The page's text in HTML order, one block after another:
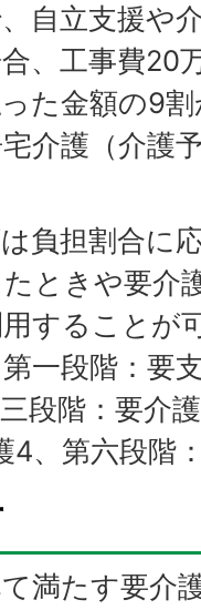
自立支援や
、工事費20
た金額の9
介護（介護
負担割合に
ときや要介
することが
一段階：要
段階：要介
4、第六段階
満たす要介